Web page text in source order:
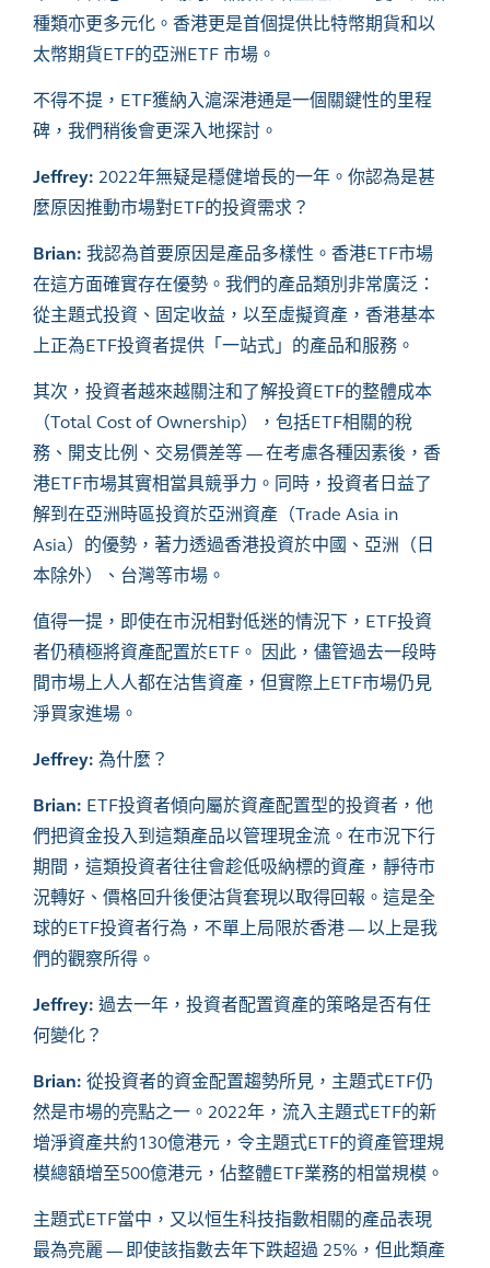
種類亦更多元化。香港更是首個提供比特幣期貨和以
太幣期貨ETF的亞洲ETF 市場。
不得不提， ETF獲納入滬深港通是一個關鍵性的里程
碑，我們稍後會更深入地探討。
Jeffrey: 2022年無疑是穩健增長的一年。你認為是甚
麼原因推動市場對ETF的投資需求？
Brian: 我認為首要原因是產品多樣性。香港ETF市場
在這方面確實存在優勢。我們的產品類別非常廣泛：
從主題式投資、固定收益，以至虛擬資產，香港基本
上正為ETF投資者提供「一站式」的產品和服務。
其次，投資者越來越關注和了解投資ETF的整體成本
（Total Cost of Ownership），包括ETF相關的稅
務、開支比例、交易價差等—在考慮各種因素後，香
港ETF市場其實相當具競爭力。同時，投資者日益了
解到在亞洲時區投資於亞洲資產（Trade Asia in
Asia）的優勢，著力透過香港投資於中國、亞洲（日
本除外）、台灣等市場。
值得一提，即使在市況相對低迷的情況下， ETF投資
者仍積極將資產配置於ETF 。
因此，儘管過去一段時
間市場上人人都在沽售資產，但實際上ETF市場仍見
淨買家進場。
Jeffrey: 為什麼？
Brian: ETF投資者傾向屬於資產配置型的投資者，他
們把資金投入到這類產品以管理現金流。在市況下行
期間，這類投資者往往會趁低吸納標的資產，靜待市
況轉好、價格回升後便沽貨套現以取得回報。這是全
球的ETF投資者行為，不單上局限於香港—以上是我
們的觀察所得。
Jeffrey: 過去一年，投資者配置資產的策略是否有任
何變化？
Brian: 從投資者的資金配置趨勢所見，主題式ETF仍
然是市場的亮點之一。 2022年，流入主題式ETF的新
增淨資產共約130億港元，令主題式ETF的資產管理規
模總額增至500億港元，佔整體ETF業務的相當規模。
主題式ETF當中，又以恒生科技指數相關的產品表現
最為亮麗— 即使該指數去年下跌超過 25% ，但此類產